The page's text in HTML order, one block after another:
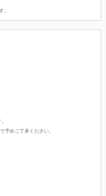
。
予めご了承ください。